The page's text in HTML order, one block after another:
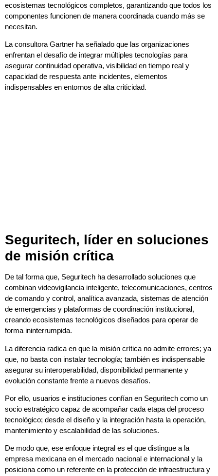
ecosistemas tecnológicos completos, garantizando que todos los
componentes funcionen de manera coordinada cuando más se
necesitan.
La consultora Gartner ha señalado que las organizaciones
enfrentan el desafío de integrar múltiples tecnologías para
asegurar continuidad operativa, visibilidad en tiempo real y
capacidad de respuesta ante incidentes, elementos
indispensables en entornos de alta criticidad.
Seguritech, líder en soluciones
de misión crítica
De tal forma que, Seguritech ha desarrollado soluciones que
combinan videovigilancia inteligente, telecomunicaciones, centros
de comando y control, analítica avanzada, sistemas de atención
de emergencias y plataformas de coordinación institucional,
creando ecosistemas tecnológicos diseñados para operar de
forma ininterrumpida.
La diferencia radica en que la misión crítica no admite errores; ya
que, no basta con instalar tecnología; también es indispensable
asegurar su interoperabilidad, disponibilidad permanente y
evolución constante frente a nuevos desafíos.
Por ello, usuarios e instituciones confían en Seguritech como un
socio estratégico capaz de acompañar cada etapa del proceso
tecnológico; desde el diseño y la integración hasta la operación,
mantenimiento y escalabilidad de las soluciones.
De modo que, ese enfoque integral es el que distingue a la
empresa mexicana en el mercado nacional e internacional y la
posiciona como un referente en la protección de infraestructura y